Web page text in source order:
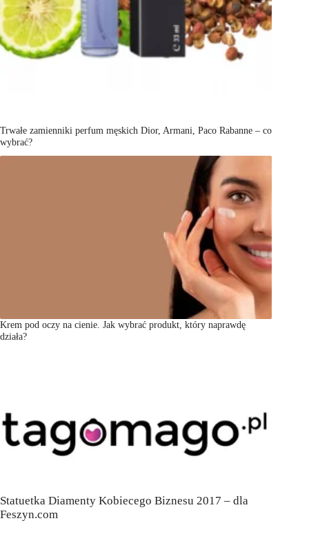
Trwałe zamienniki perfum męskich Dior, Armani, Paco Rabanne – co
wybrać?
Krem pod oczy na cienie. Jak wybrać produkt, który naprawdę
działa?
Statuetka Diamenty Kobiecego Biznesu 2017 – dla
Feszyn.com